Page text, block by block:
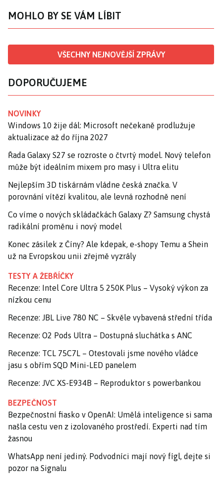
MOHLO BY SE VÁM LÍBIT
VŠECHNY NEJNOVĚJŠÍ ZPRÁVY
DOPORUČUJEME
NOVINKY
Windows 10 žije dál: Microsoft nečekaně prodlužuje
aktualizace až do října 2027
Řada Galaxy S27 se rozroste o čtvrtý model. Nový telefon
může být ideálním mixem pro masy i Ultra elitu
Nejlepším 3D tiskárnám vládne česká značka. V
porovnání vítězí kvalitou, ale levná rozhodně není
Co víme o nových skládačkách Galaxy Z? Samsung chystá
radikální proměnu i nový model
Konec zásilek z Číny? Ale kdepak, e-shopy Temu a Shein
už na Evropskou unii zřejmě vyzrály
TESTY A ŽEBŘÍČKY
Recenze: Intel Core Ultra 5 250K Plus – Vysoký výkon za
nízkou cenu
Recenze: JBL Live 780 NC – Skvěle vybavená střední třída
Recenze: O2 Pods Ultra – Dostupná sluchátka s ANC
Recenze: TCL 75C7L – Otestovali jsme nového vládce
jasu s obřím SQD Mini-LED panelem
Recenze: JVC XS-E934B – Reproduktor s powerbankou
BEZPEČNOST
Bezpečnostní fiasko v OpenAI: Umělá inteligence si sama
našla cestu ven z izolovaného prostředí. Experti nad tím
žasnou
WhatsApp není jediný. Podvodníci mají nový fígl, dejte si
pozor na Signalu